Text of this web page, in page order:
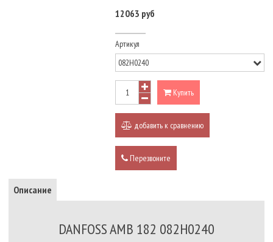
12063 руб
Артикул
Купить
добавить к сравнению
Перезвоните
Описание
DANFOSS AMB 182 082H0240